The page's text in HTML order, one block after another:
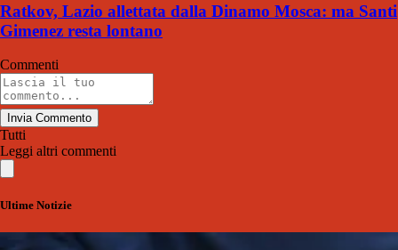
Ratkov, Lazio allettata dalla Dinamo Mosca: ma Santi
Gimenez resta lontano
Commenti
Invia Commento
Tutti
Leggi altri commenti
Ultime Notizie